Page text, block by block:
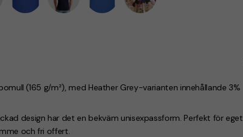
(165 g/m²), med Heather Grey-varianten innehållande 3%
design har det en bekväm unisexpassform. Perfekt för eget
och fri offert.